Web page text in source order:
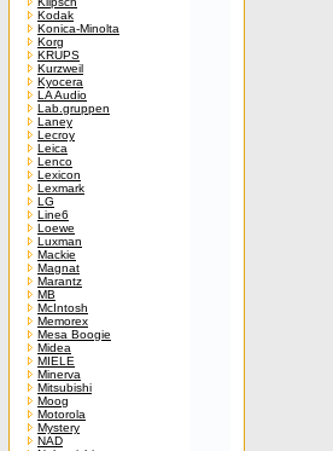
Kodak
Konica-Minolta
Korg
KRUPS
Kurzweil
Kyocera
LA Audio
Lab.gruppen
Laney
Lecroy
Leica
Lenco
Lexicon
Lexmark
LG
Line6
Loewe
Luxman
Mackie
Magnat
Marantz
MB
McIntosh
Memorex
Mesa Boogie
Midea
MIELE
Minerva
Mitsubishi
Moog
Motorola
Mystery
NAD